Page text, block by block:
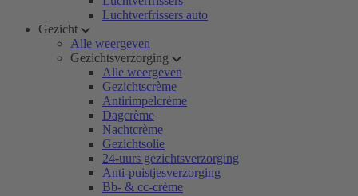
Luchtverfrissers auto
Gezicht
Alle weergeven
Gezichtsverzorging
Alle weergeven
Gezichtscrème
Antirimpelcrème
Dagcrème
Nachtcrème
Gezichtsolie
24-uurs gezichtsverzorging
Anti-puistjesverzorging
Bb- & cc-crème